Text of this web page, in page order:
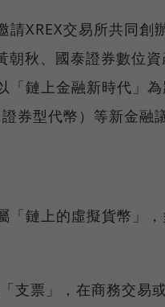
請XREX交易所共同創
朝秋、國泰證券數位
「鏈上金融新時代」
券型代幣）等新金融
「鏈上的虛擬貨幣」
支票」，在商務交易